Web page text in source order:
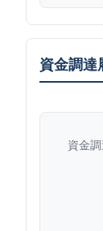
資金調達
資金